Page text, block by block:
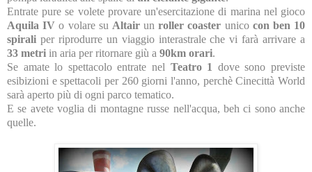
Entrate pure se volete provare un'esercitazione di marina nel gioco
Aquila IV o volare su Altairunroller coaster unico con ben 10
spirali per riprodurre un viaggio interastrale che vi farà arrivare a
33 metri in aria per ritornare giù a 90km orari.
Se amate lo spettacolo entrate nel Teatro 1 dove sono previste
esibizioni e spettacoli per 260 giorni l'anno, perchè Cinecittà World
sarà aperto più di ogni parco tematico.
E se avete voglia di montagne russe nell'acqua, beh ci sono anche
quelle.